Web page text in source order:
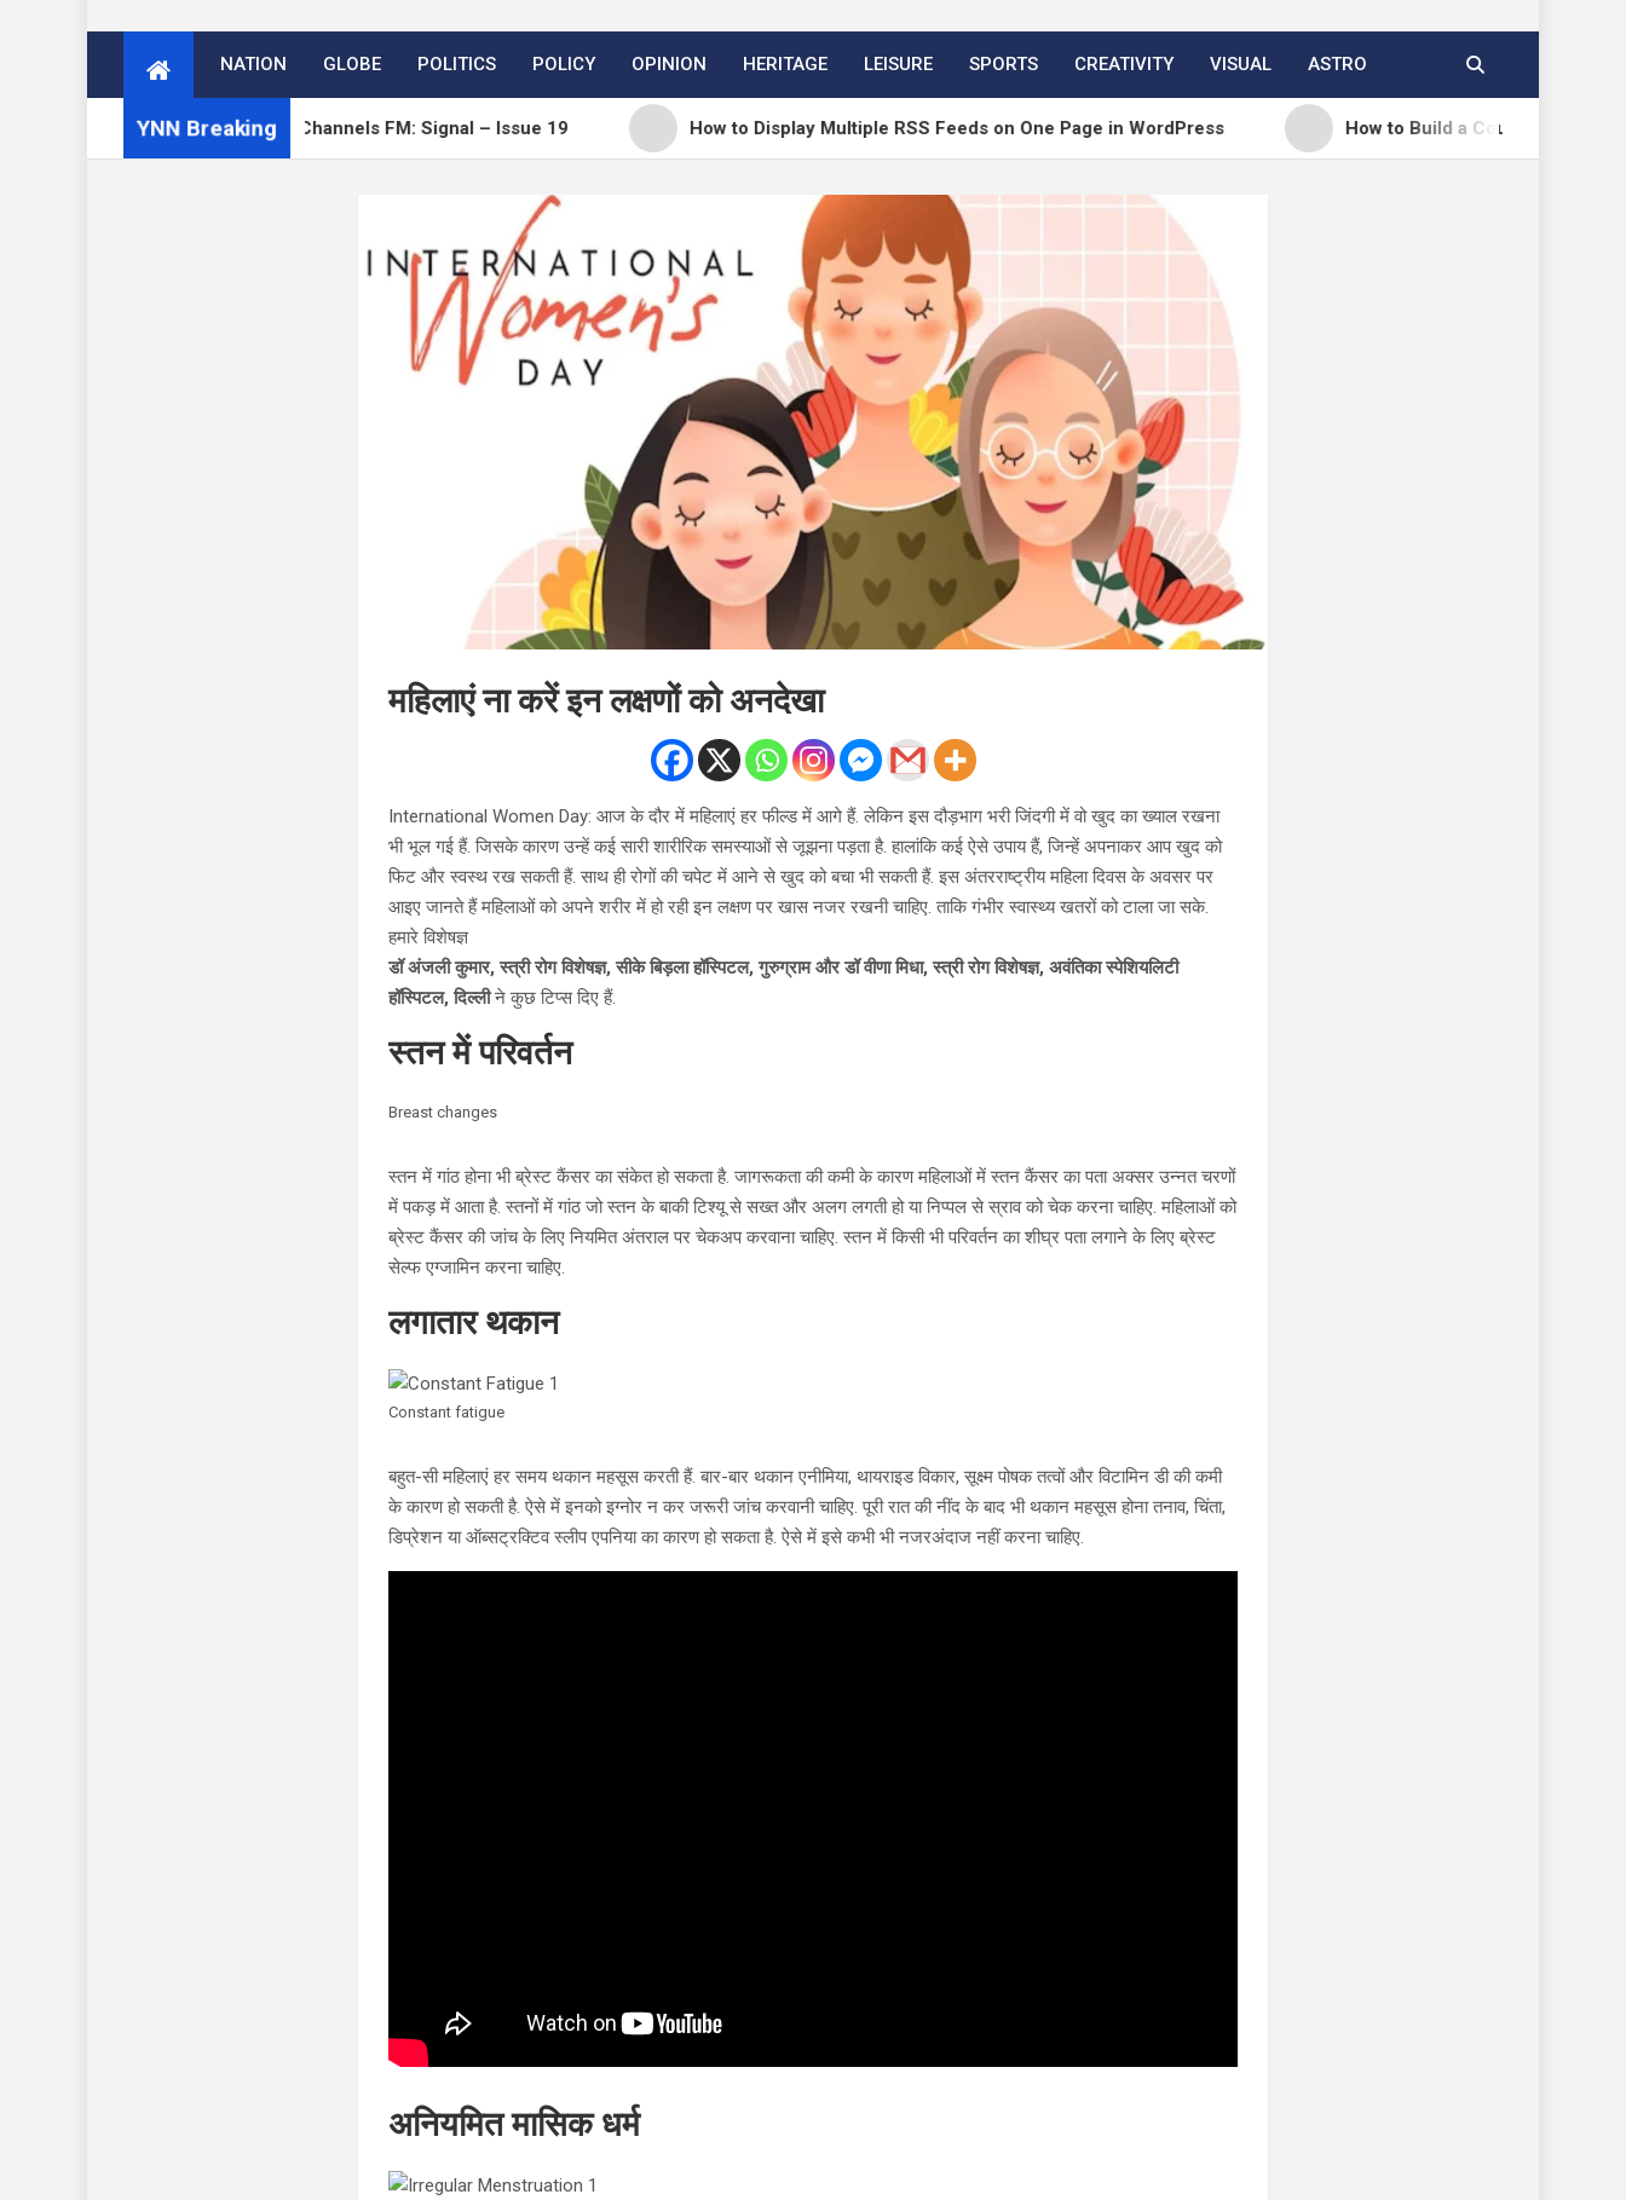
NATION GLOBE POLITICS POLICY OPINION HERITAGE LEISURE SPORTS CREATIVITY VISUAL ASTRO
YNN Breaking
Open Channels FM: Signal – Issue 19 How to Display Multiple RSS Feeds on One Page in WordPress How to Build a Course Membership Site
महिलाएं ना करें इन लक्षणों को अनदेखा
International Women Day: आज के दौर में महिलाएं हर फील्ड में आगे हैं. लेकिन इस दौड़भाग भरी जिंदगी में वो खुद का ख्याल रखना
भी भूल गई हैं. जिसके कारण उन्हें कई सारी शारीरिक समस्याओं से जूझना पड़ता है. हालांकि कई ऐसे उपाय हैं, जिन्‍हें अपनाकर आप खुद को
फिट और स्वस्थ रख सकती हैं. साथ ही रोगों की चपेट में आने से खुद को बचा भी सकती हैं. इस अंतरराष्ट्रीय महिला दिवस के अवसर पर
आइए जानते हैं महिलाओं को अपने शरीर में हो रही इन लक्षण पर खास नजर रखनी चाहिए. ताकि गंभीर स्वास्थ्य खतरों को टाला जा सके.
हमारे विशेषज्ञ
डॉ अंजली कुमार, स्त्री रोग विशेषज्ञ, सीके बिड़ला हॉस्पिटल, गुरुग्राम और डॉ वीणा मिधा, स्त्री रोग विशेषज्ञ, अवंतिका स्पेशियलिटी
हॉस्पिटल, दिल्लीने कुछ टिप्स दिए हैं.
स्तन में परिवर्तन
Breast changes
स्तन में गांठ होना भी ब्रेस्ट कैंसर का संकेत हो सकता है. जागरूकता की कमी के कारण महिलाओं में स्तन कैंसर का पता अक्सर उन्नत चरणों
में पकड़ में आता है. स्तनों में गांठ जो स्तन के बाकी टिश्यू से सख्त और अलग लगती हो या निप्पल से स्राव को चेक करना चाहिए. महिलाओं को
ब्रेस्ट कैंसर की जांच के लिए नियमित अंतराल पर चेकअप करवाना चाहिए. स्तन में किसी भी परिवर्तन का शीघ्र पता लगाने के लिए ब्रेस्ट
सेल्फ एग्जामिन करना चाहिए.
लगातार थकान
Constant fatigue
बहुत-सी महिलाएं हर समय थकान महसूस करती हैं. बार-बार थकान एनीमिया, थायराइड विकार, सूक्ष्म पोषक तत्वों और विटामिन डी की कमी
के कारण हो सकती है. ऐसे में इनको इग्नोर न कर जरूरी जांच करवानी चाहिए. पूरी रात की नींद के बाद भी थकान महसूस होना तनाव, चिंता,
डिप्रेशन या ऑब्सट्रक्टिव स्लीप एपनिया का कारण हो सकता है. ऐसे में इसे कभी भी नजरअंदाज नहीं करना चाहिए.
अनियमित मासिक धर्म